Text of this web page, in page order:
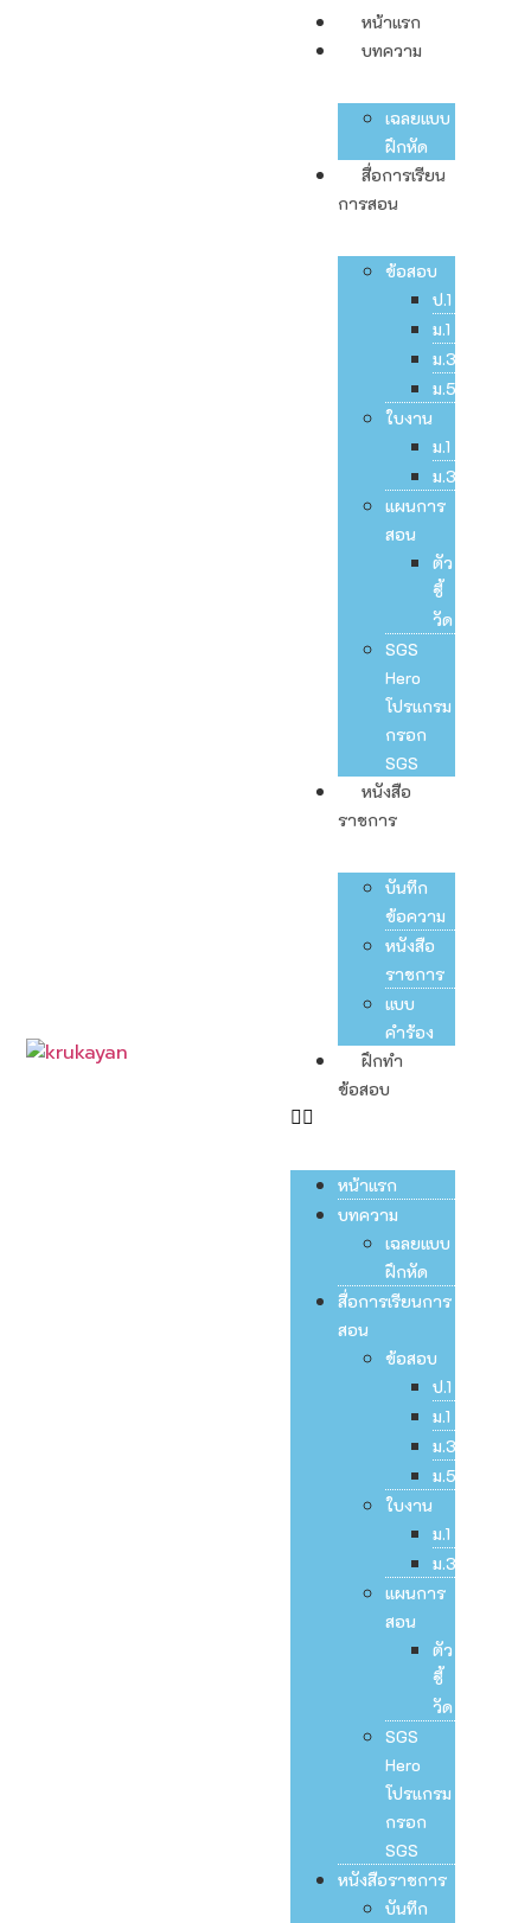
หน้าแรก
บทความ
เฉลยแบบ
ฝึกหัด
สื่อการเรียน
การสอน
ข้อสอบ
ป.1
ม.1
ม.3
ม.5
ใบงาน
ม.1
ม.3
แผนการ
สอน
ตัว
ชี้
วัด
SGS
Hero
โปรแกรม
กรอก
SGS
หนังสือ
ราชการ
บันทึก
ข้อความ
หนังสือ
ราชการ
แบบ
คำร้อง
ฝึกทำ
ข้อสอบ
หน้าแรก
บทความ
เฉลยแบบ
ฝึกหัด
สื่อการเรียนการ
สอน
ข้อสอบ
ป.1
ม.1
ม.3
ม.5
ใบงาน
ม.1
ม.3
แผนการ
สอน
ตัว
ชี้
วัด
SGS
Hero
โปรแกรม
กรอก
SGS
หนังสือราชการ
บันทึก